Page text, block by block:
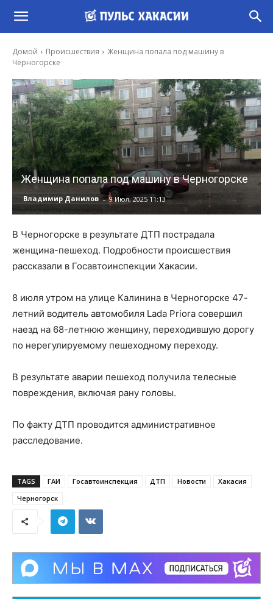
Домой Происшествия
Женщина попала под машину в
Черногорске
Женщина попала под машину в Черногорске
Владимир Данилов - 9 Июл, 2025 11:13
В Черногорске в результате ДТП пострадала
женщина-пешеход. Подробности происшествия
рассказали в Госавтоинспекции Хакасии.
8 июля утром на улице Калинина в Черногорске 47-
летний водитель автомобиля Lada Priora совершил
наезд на 68-летнюю женщину, переходившую дорогу
по нерегулируемому пешеходному переходу.
В результате аварии пешеход получила телесные
повреждения, включая рану головы.
По факту ДТП проводится административное
расследование.
TAGS ГАИ Госавтоинспекция ДТП Новости
Хакасия
Черногорск